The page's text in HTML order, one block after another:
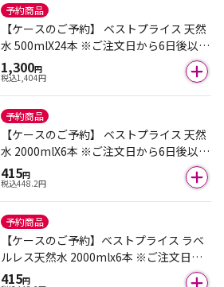
予約商品
【ケースのご予約】 ベストプライス 天然
水 500mlX24本 ※ご注文日から6日後以降
のお届けとなります。
1,300円
税込1,404円
予約商品
【ケースのご予約】 ベストプライス 天然
水 2000mlX6本 ※ご注文日から6日後以降
のお届けとなります。
415円
税込448.2円
予約商品
【ケースのご予約】ベストプライス ラベ
ルレス天然水 2000mlx6本 ※ご注文日か
ら6日後以降のお届けとなります。
415円